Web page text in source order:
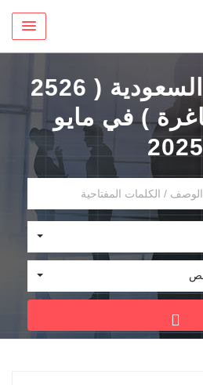
وظائف في السعودية ( 2526
) في مايو
2025